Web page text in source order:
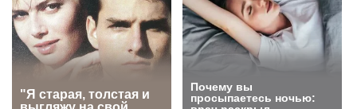
5
⚠️ Доброе утро, друзья! Предлагаем обзор
главных новостей за 4 августа
2804 0 1
6
🗣Глава государства направил телеграмму
соболезнования родным и близким Халық